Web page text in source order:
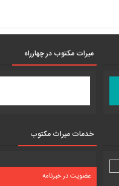
میرات مکتوب در چهارراه
خدمات میراث مکتوب
عضویت در خبرنامه